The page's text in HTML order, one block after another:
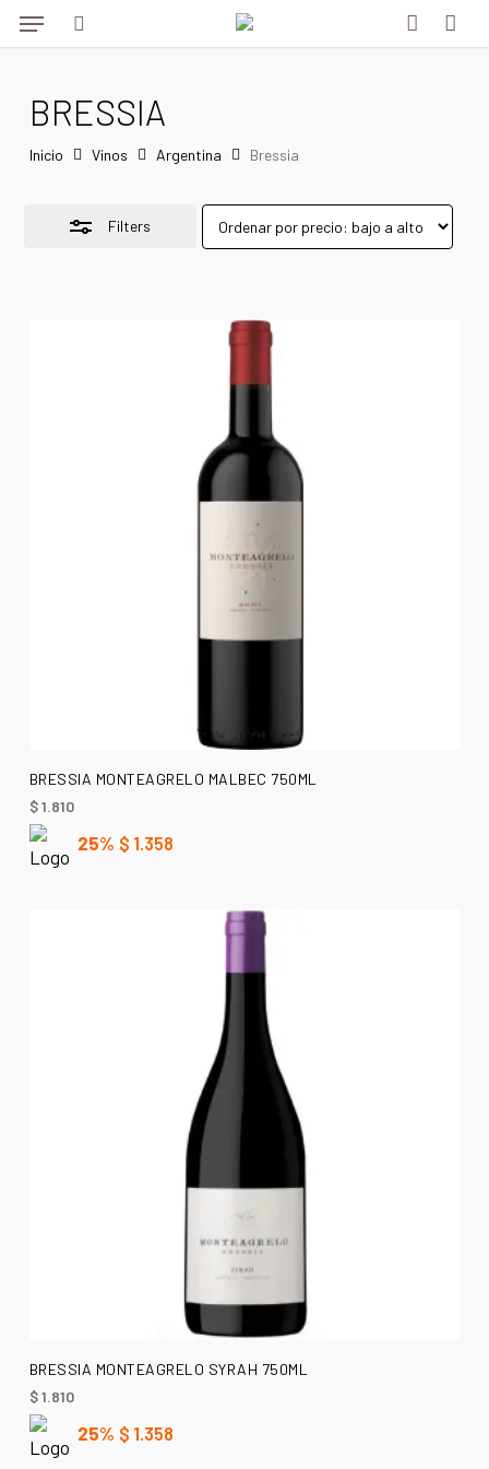
Skip
to
content
search account
Menu
BRESSIA
Inicio Vinos Argentina Bressia
Filters
Close
AÑADIR AL CARRITO
BRESSIA MONTEAGRELO MALBEC 750ML
$1.810
25% $ 1.358
AÑADIR AL CARRITO
BRESSIA MONTEAGRELO SYRAH 750ML
$1.810
25% $ 1.358
Menu